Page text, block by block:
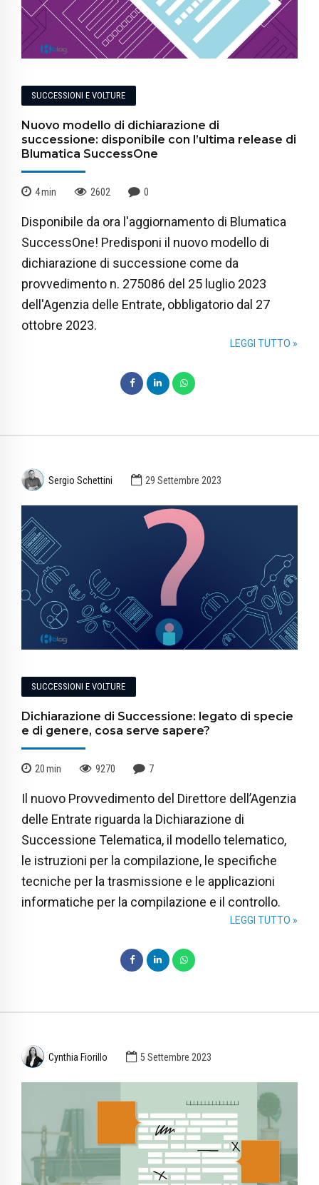
SUCCESSIONI E VOLTURE
Nuovo modello di dichiarazione di
successione: disponibile con l’ultima release di
Blumatica SuccessOne
4min 2602 0
Disponibile da ora l'aggiornamento di Blumatica
SuccessOne! Predisponi il nuovo modello di
dichiarazione di successione come da
provvedimento n. 275086 del 25 luglio 2023
dell'Agenzia delle Entrate, obbligatorio dal 27
ottobre 2023.
LEGGI TUTTO »
Sergio Schettini 29 Settembre 2023
SUCCESSIONI E VOLTURE
Dichiarazione di Successione: legato di specie
e di genere, cosa serve sapere?
20min 9270 7
Il nuovo Provvedimento del Direttore dell’Agenzia
delle Entrate riguarda la Dichiarazione di
Successione Telematica, il modello telematico,
le istruzioni per la compilazione, le specifiche
tecniche per la trasmissione e le applicazioni
informatiche per la compilazione e il controllo.
LEGGI TUTTO »
Cynthia Fiorillo 5 Settembre 2023